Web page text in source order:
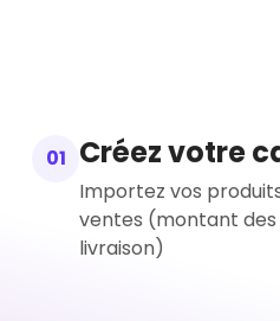
01 Créez votre
Importez vos
ventes (montant
livraison)